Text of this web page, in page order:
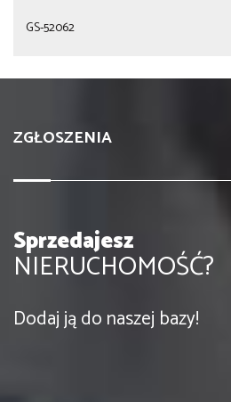
GS-52062
ZGŁOSZENIA
Sprzedajesz
NIERUCHOMOŚĆ?
Dodaj ją do naszej bazy!